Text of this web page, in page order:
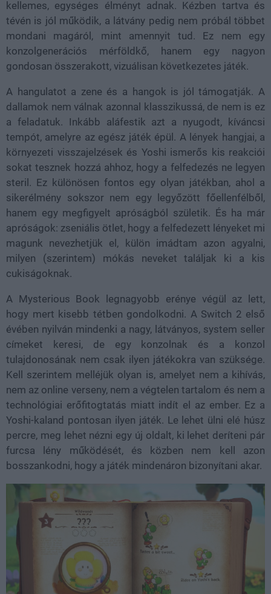
kellemes, egységes élményt adnak. Kézben tartva és
tévén is jól működik, a látvány pedig nem próbál többet
mondani magáról, mint amennyit tud. Ez nem egy
konzolgenerációs mérföldkő, hanem egy nagyon
gondosan összerakott, vizuálisan következetes játék.
A hangulatot a zene és a hangok is jól támogatják. A
dallamok nem válnak azonnal klasszikussá, de nem is ez
a feladatuk. Inkább aláfestik azt a nyugodt, kíváncsi
tempót, amelyre az egész játék épül. A lények hangjai, a
környezeti visszajelzések és Yoshi ismerős kis reakciói
sokat tesznek hozzá ahhoz, hogy a felfedezés ne legyen
steril. Ez különösen fontos egy olyan játékban, ahol a
sikerélmény sokszor nem egy legyőzött főellenfélből,
hanem egy megfigyelt apróságból születik. És ha már
apróságok: zseniális ötlet, hogy a felfedezett lényeket mi
magunk nevezhetjük el, külön imádtam azon agyalni,
milyen (szerintem) mókás neveket találjak ki a kis
cukiságoknak.
A Mysterious Book legnagyobb erénye végül az lett,
hogy mert kisebb tétben gondolkodni. A Switch 2 első
évében nyilván mindenki a nagy, látványos, system seller
címeket keresi, de egy konzolnak és a konzol
tulajdonosának nem csak ilyen játékokra van szüksége.
Kell szerintem melléjük olyan is, amelyet nem a kihívás,
nem az online verseny, nem a végtelen tartalom és nem a
technológiai erőfitogtatás miatt indít el az ember. Ez a
Yoshi-kaland pontosan ilyen játék. Le lehet ülni elé húsz
percre, meg lehet nézni egy új oldalt, ki lehet deríteni pár
furcsa lény működését, és közben nem kell azon
bosszankodni, hogy a játék mindenáron bizonyítani akar.